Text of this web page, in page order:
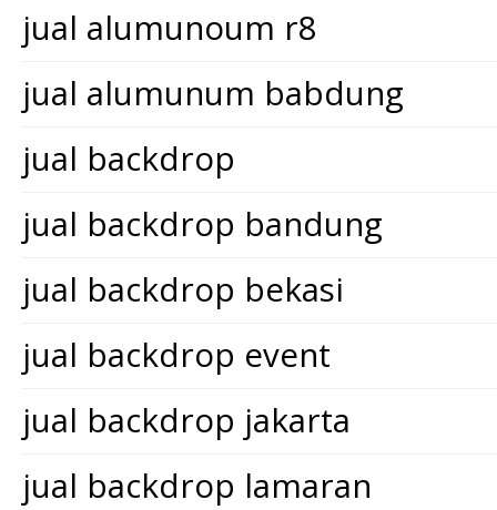
jual alumunoum r8
jual alumunum babdung
jual backdrop
jual backdrop bandung
jual backdrop bekasi
jual backdrop event
jual backdrop jakarta
jual backdrop lamaran